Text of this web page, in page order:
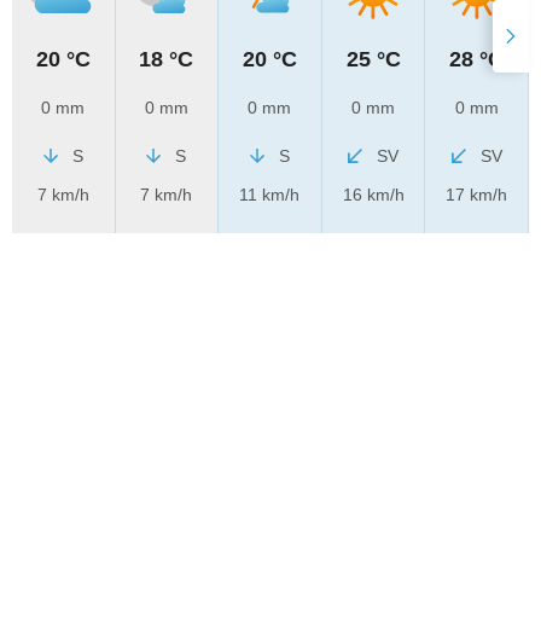
20 °C
0 mm
S
7 km/h
18 °C
0 mm
S
7 km/h
20 °C
0 mm
S
11 km/h
25 °C
0 mm
SV
16 km/h
28 °C
0 mm
SV
17 km/h